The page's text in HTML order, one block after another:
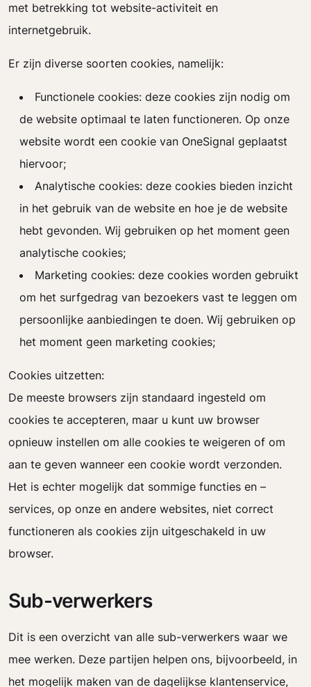
met betrekking tot website-activiteit en
internetgebruik.
Er zijn diverse soorten cookies, namelijk:
Functionele cookies: deze cookies zijn nodig om
de website optimaal te laten functioneren. Op onze
website wordt een cookie van OneSignal geplaatst
hiervoor;
Analytische cookies: deze cookies bieden inzicht
in het gebruik van de website en hoe je de website
hebt gevonden. Wij gebruiken op het moment geen
analytische cookies;
Marketing cookies: deze cookies worden gebruikt
om het surfgedrag van bezoekers vast te leggen om
persoonlijke aanbiedingen te doen. Wij gebruiken op
het moment geen marketing cookies;
Cookies uitzetten:
De meeste browsers zijn standaard ingesteld om
cookies te accepteren, maar u kunt uw browser
opnieuw instellen om alle cookies te weigeren of om
aan te geven wanneer een cookie wordt verzonden.
Het is echter mogelijk dat sommige functies en –
services, op onze en andere websites, niet correct
functioneren als cookies zijn uitgeschakeld in uw
browser.
Sub-verwerkers
Dit is een overzicht van alle sub-verwerkers waar we
mee werken. Deze partijen helpen ons, bijvoorbeeld, in
het mogelijk maken van de dagelijkse klantenservice,